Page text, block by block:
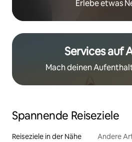
Erlebe etwas
Services auf
Mach deinen
Spannende Reiseziele
Reiseziele in der Nähe Andere